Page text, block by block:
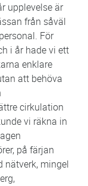
upplevelse är
från såväl
För
i år hade vi ett
enklare
att behöva
cirkulation
vi räkna in
på färjan
nätverk, mingel